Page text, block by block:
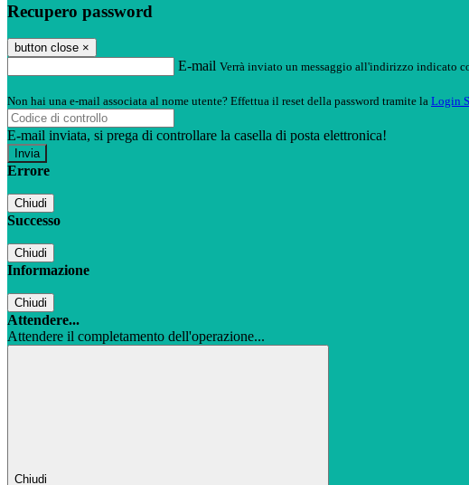
Recupero password
button close ×
E-mail Verrà inviato un messaggio all'indirizzo indicato
Non hai una e-mail associata al nome utente? Effettua il reset della password tramite la Login
E-mail inviata, si prega di controllare la casella di posta elettronica!
Errore
Chiudi
Successo
Chiudi
Informazione
Chiudi
Attendere...
Attendere il completamento dell'operazione...
Chiudi